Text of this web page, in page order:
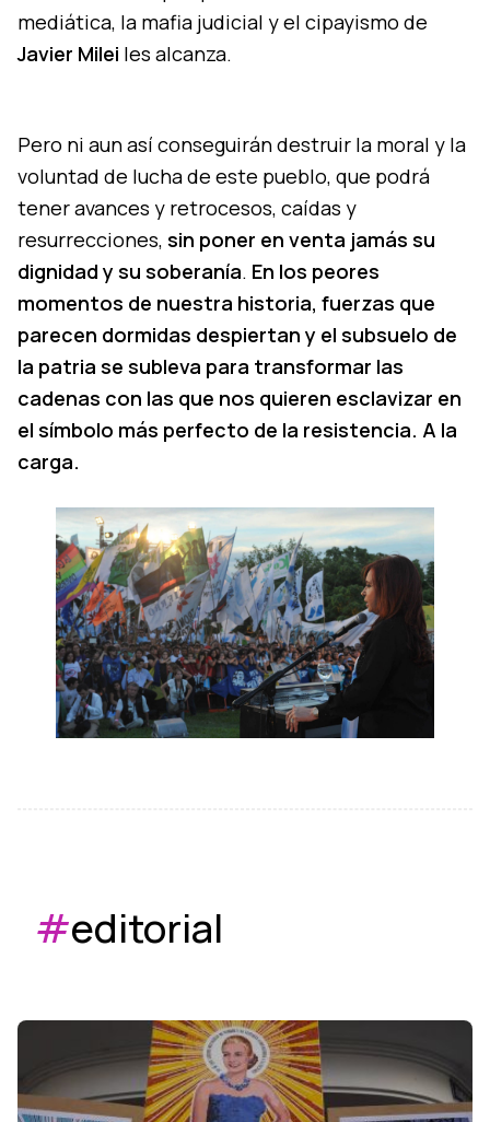
mediática, la mafia judicial y el cipayismo de
Javier Milei les alcanza.
Pero ni aun así conseguirán destruir la moral y la
voluntad de lucha de este pueblo, que podrá
tener avances y retrocesos, caídas y
resurrecciones, sin poner en venta jamás su
dignidad y su soberanía. En los peores
momentos de nuestra historia, fuerzas que
parecen dormidas despiertan y el subsuelo de
la patria se subleva para transformar las
cadenas con las que nos quieren esclavizar en
el símbolo más perfecto de la resistencia. A la
carga.
#editorial